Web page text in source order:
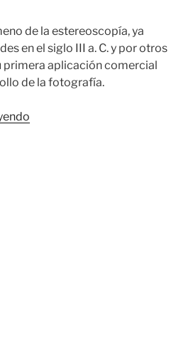
de la estereoscopía, ya
en el siglo III a. C. y por otros
primera aplicación comercial
de la fotografía.
«Visor